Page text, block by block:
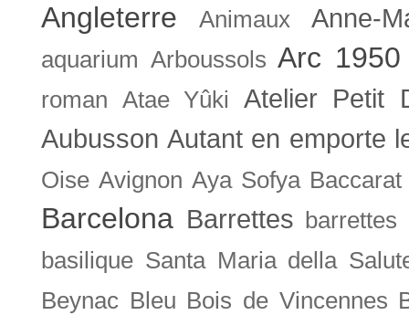
Angleterre Animaux Anne-
aquarium Arboussols Arc 1950
roman Atae Yûki
Atelier Petit
Aubusson Autant en emporte
Oise Avignon Aya Sofya Baccarat
Barcelona Barrettes
basilique Santa Maria della
Beynac Bleu Bois de Vincennes